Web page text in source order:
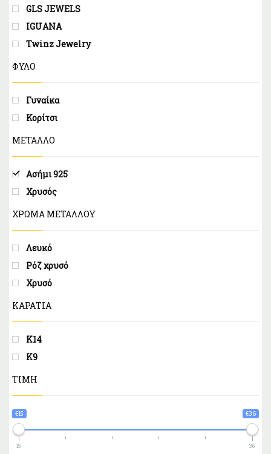
GLS JEWELS
IGUANA
Twinz Jewelry
ΦΥΛΟ
Γυναίκα
Κορίτσι
ΜΕΤΑΛΛΟ
Ασήμι 925
Χρυσός
ΧΡΩΜΑ ΜΕΤΑΛΛΟΥ
Λευκό
Ρόζ χρυσό
Χρυσό
ΚΑΡΑΤΙΑ
Κ14
Κ9
ΤΙΜΗ
€15 €36
15 36